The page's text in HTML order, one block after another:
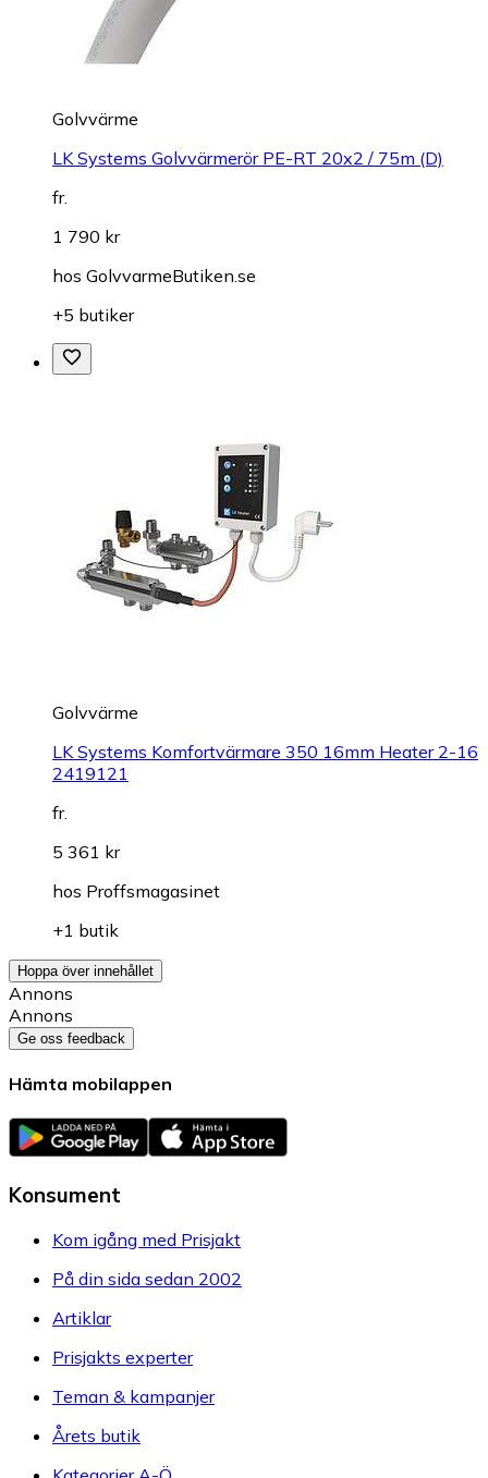
Golvvärme
LK Systems Golvvärmerör PE-RT 20x2 / 75m (D)
fr.
1 790 kr
hos GolvvarmeButiken.se
+5 butiker
Golvvärme
LK Systems Komfortvärmare 350 16mm Heater 2-16
2419121
fr.
5 361 kr
hos Proffsmagasinet
+1 butik
Hoppa över innehållet
Annons
Annons
Ge oss feedback
Hämta mobilappen
Konsument
Kom igång med Prisjakt
På din sida sedan 2002
Artiklar
Prisjakts experter
Teman & kampanjer
Årets butik